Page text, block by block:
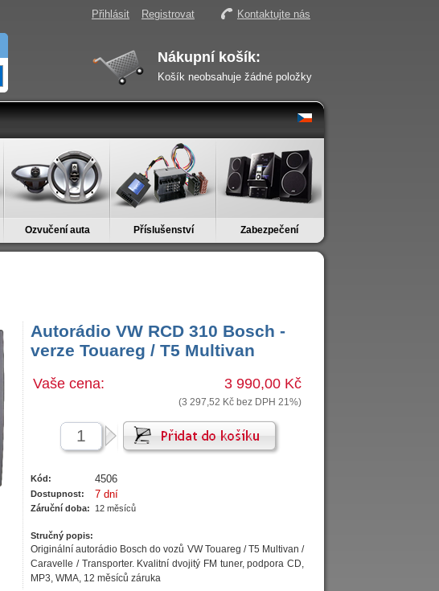
Přihlásit Registrovat Kontaktujte nás
Nákupní košík:
Košík neobsahuje žádné položky
Ozvučení auta Příslušenství Zabezpečení
Autorádio VW RCD 310 Bosch -
verze Touareg / T5 Multivan
Vaše cena: 3 990,00 Kč
(3 297,52 Kč bez DPH 21%)
Kód: 4506
Dostupnost: 7 dní
Záruční doba: 12 měsíců
Stručný popis:
Originální autorádio Bosch do vozů VW Touareg / T5 Multivan /
Caravelle / Transporter. Kvalitní dvojitý FM tuner, podpora CD,
MP3, WMA, 12 měsíců záruka